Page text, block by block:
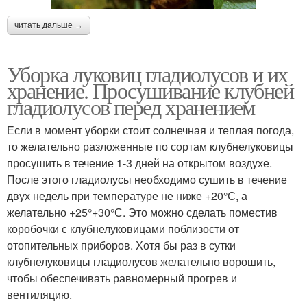
читать дальше →
Уборка луковиц гладиолусов и их
хранение. Просушивание клубней
гладиолусов перед хранением
Если в момент уборки стоит солнечная и теплая погода,
то желательно разложенные по сортам клубнелуковицы
просушить в течение 1-3 дней на открытом воздухе.
После этого гладиолусы необходимо сушить в течение
двух недель при температуре не ниже +20°С, а
желательно +25°+30°С. Это можно сделать поместив
коробочки с клубнелуковицами поблизости от
отопительных приборов. Хотя бы раз в сутки
клубнелуковицы гладиолусов желательно ворошить,
чтобы обеспечивать равномерный прогрев и
вентиляцию.